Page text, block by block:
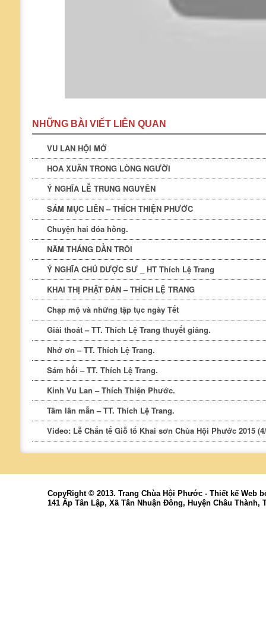
NHỮNG BÀI VIẾT LIÊN QUAN
VU LAN HỘI MỞ
HOA XUÂN TRONG LÒNG NGƯỜI
Ý NGHĨA LỄ TRUNG NGUYÊN
SÁM MỤC LIÊN – THÍCH THIỆN PHƯỚC
Chuyện hai đóa hồng.
NĂM THÁNG DẦN TRÔI
Ý NGHĨA CHÚ DƯỢC SƯ _ HT Thích Lệ Trang
KHAI THỊ PHẬT ĐẢN – THÍCH LỆ TRANG
Chạp mộ và những tập tục ngày Tết
Giải thoát – TT. Thích Lệ Trang thuyết giảng.
Nhớ ơn – TT. Thích Lệ Trang.
Sám hối – TT. Thích Lệ Trang.
Kinh Vu Lan – Thích Thiện Phước.
Tâm lân mẫn – TT. Thích Lệ Trang.
Video: Lễ Chẩn tế Giỗ tổ Khai sơn Chùa Hội Phước 2015
CopyRight © 2013. Trang Chùa Hội Phước - Thiết kế Web
141 Ấp Tân Lập, Xã Tân Nhuận Đông, Huyện Châu Thành,